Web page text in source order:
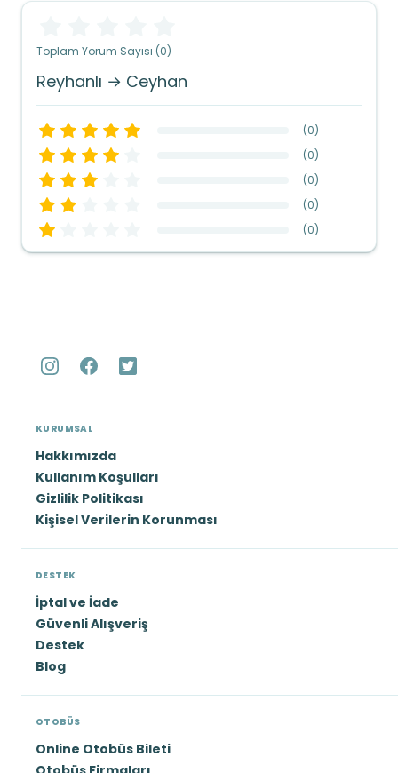
Toplam Yorum Sayısı (0)
Reyhanlı → Ceyhan
(0)
(0)
(0)
(0)
(0)
KURUMSAL
Hakkımızda
Kullanım Koşulları
Gizlilik Politikası
Kişisel Verilerin Korunması
DESTEK
İptal ve İade
Güvenli Alışveriş
Destek
Blog
OTOBÜS
Online Otobüs Bileti